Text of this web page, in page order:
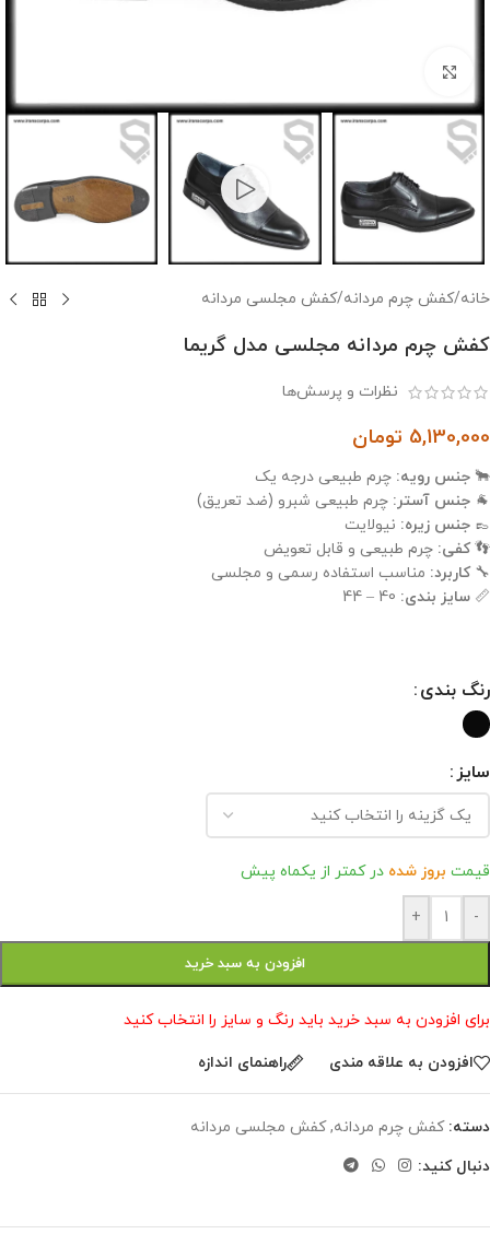
خانه/کفش چرم مردانه/کفش مجلسی مردانه
کفش چرم مردانه مجلسی مدل گریما
نظرات و پرسش‌ها
5,130,000 تومان
🐂 جنس رویه: چرم طبیعی درجه یک
🐐 جنس آستر: چرم طبیعی شبرو (ضد تعریق)
👞 جنس زیره: نیولایت
👣کفی: چرم طبیعی و قابل تعویض
🔧کاربرد: مناسب استفاده رسمی و مجلسی
📏 سایز بندی:
رنگ بندی
سایز
قیمت بروز شده در کمتر از یکماه پیش
-
+
افزودن به سبد خرید
برای افزودن به سبد خرید باید رنگ و سایز را انتخاب کنید
افزودن به علاقه مندی راهنمای اندازه
دسته: کفش چرم مردانه, کفش مجلسی مردانه
دنبال کنید: